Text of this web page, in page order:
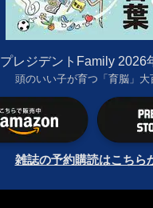
プレジデントFamily 2026
頭のいい子が育つ「育脳」大
雑誌の予約購読はこちら